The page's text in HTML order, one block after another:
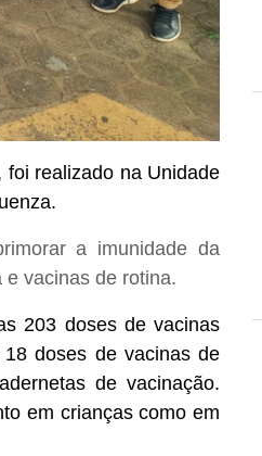
realizado na Unidade
a imunidade da
vacinas de rotina.
203 doses de vacinas
doses de vacinas de
de vacinação.
em crianças como em